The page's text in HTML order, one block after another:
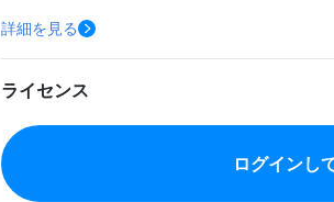
詳細を見る
ライセンス
ログインし